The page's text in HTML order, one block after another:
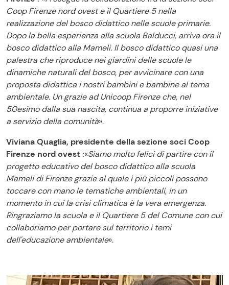
Coop Firenze nord ovest e il Quartiere 5 nella
realizzazione del bosco didattico nelle scuole primarie.
Dopo la bella esperienza alla scuola Balducci, arriva ora il
bosco didattico alla Mameli. Il bosco didattico quasi una
palestra che riproduce nei giardini delle scuole le
dinamiche naturali del bosco, per avvicinare con una
proposta didattica i nostri bambini e bambine al tema
ambientale. Un grazie ad Unicoop Firenze che, nel
50esimo dalla sua nascita, continua a proporre iniziative
a servizio della comunità».
Viviana Quaglia, presidente della sezione soci Coop
Firenze nord ovest :«Siamo molto felici di partire con il
progetto educativo del bosco didattico alla scuola
Mameli di Firenze grazie al quale i più piccoli possono
toccare con mano le tematiche ambientali, in un
momento in cui la crisi climatica è la vera emergenza.
Ringraziamo la scuola e il Quartiere 5 del Comune con cui
collaboriamo per portare sul territorio i temi
dell'educazione ambientale».